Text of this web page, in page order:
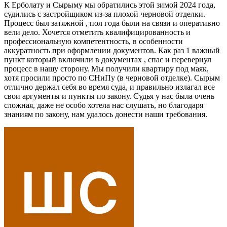
К Ерболату и Сырыму мы обратились этой зимой 2024 года,
судились с застройщиком из-за плохой черновой отделки.
Процесс был затяжной , пол года были на связи и оперативно
вели дело. Хочется отметить квалифицированность и
профессиональную компетентность, в особенности
аккуратность при оформлении документов. Как раз 1 важный
пункт который включили в документах , спас и перевернул
процесс в нашу сторону. Мы получили квартиру под маяк,
хотя просили просто по СНиПу (в черновой отделке). Сырым
отлично держал себя во время суда, и правильно излагал все
свои аргументы и пункты по закону. Судья у нас была очень
сложная, даже не особо хотела нас слушать, но благодаря
знаниям по закону, нам удалось донести наши требования.